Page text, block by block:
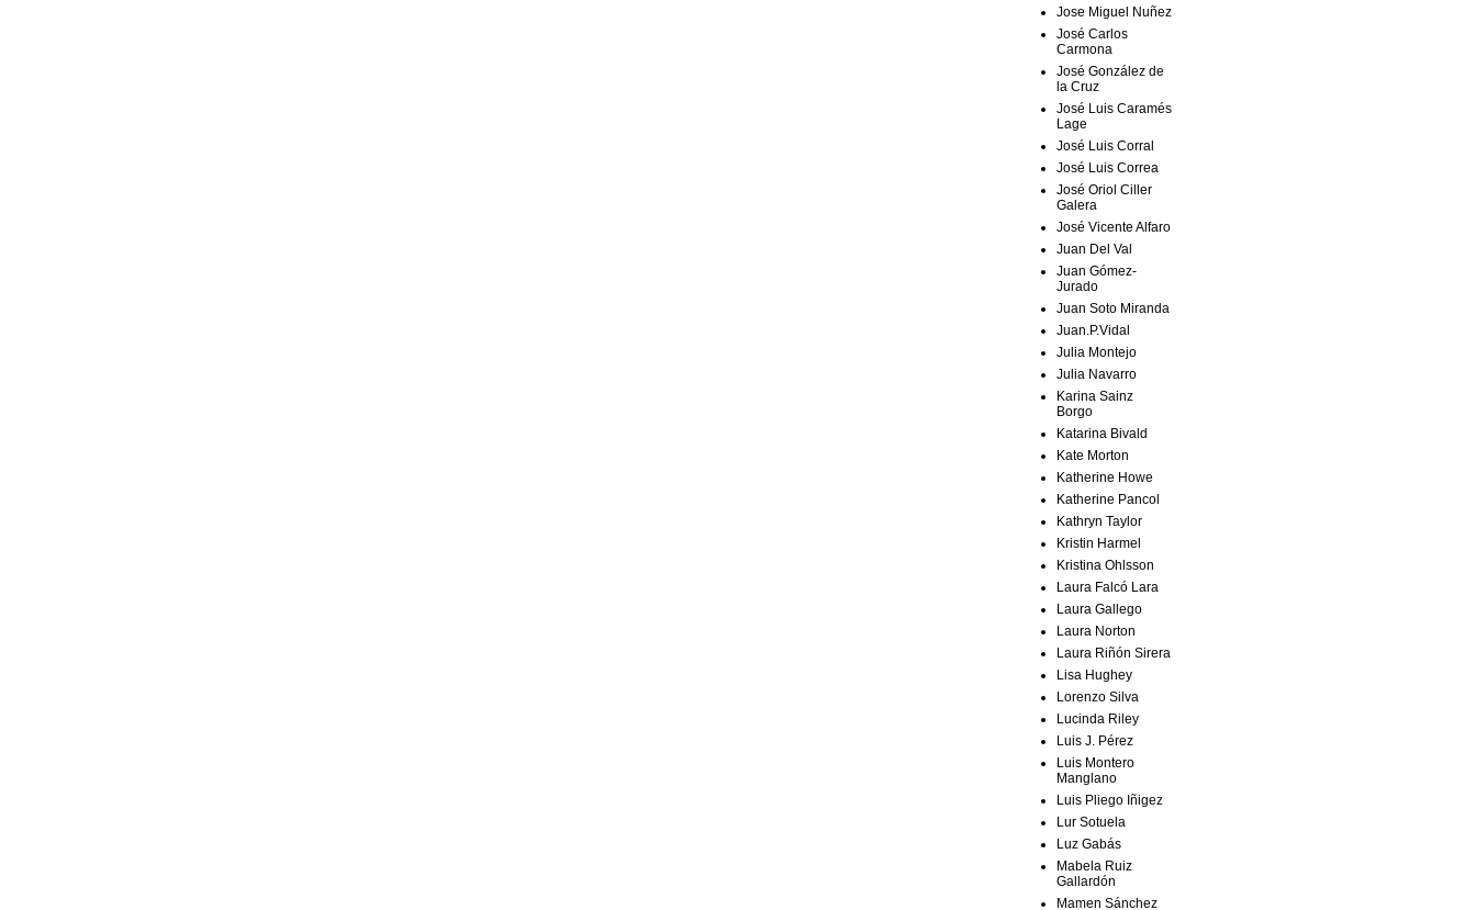
Jose Miguel Nuñez
José Carlos
Carmona
José González de
la Cruz
José Luis Caramés
Lage
José Luis Corral
José Luis Correa
José Oriol Ciller
Galera
José Vicente Alfaro
Juan Del Val
Juan Gómez-
Jurado
Juan Soto Miranda
Juan.P.Vidal
Julia Montejo
Julia Navarro
Karina Sainz
Borgo
Katarina Bivald
Kate Morton
Katherine Howe
Katherine Pancol
Kathryn Taylor
Kristin Harmel
Kristina Ohlsson
Laura Falcó Lara
Laura Gallego
Laura Norton
Laura Riñón Sirera
Lisa Hughey
Lorenzo Silva
Lucinda Riley
Luis J. Pérez
Luis Montero
Manglano
Luis Pliego Iñigez
Lur Sotuela
Luz Gabás
Mabela Ruiz
Gallardón
Mamen Sánchez